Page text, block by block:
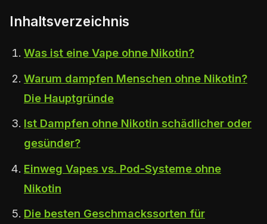
Inhaltsverzeichnis
Was ist eine Vape ohne Nikotin?
Warum dampfen Menschen ohne Nikotin?
Die Hauptgründe
Ist Dampfen ohne Nikotin schädlicher oder
gesünder?
Einweg Vapes vs. Pod-Systeme ohne
Nikotin
Die besten Geschmackssorten für